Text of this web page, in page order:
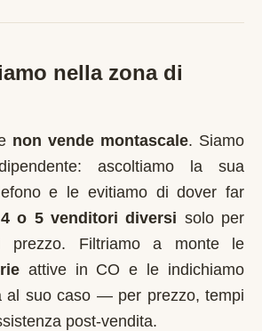
nella zona di
non vende montascale. Siamo
ascoltiamo la sua
e le evitiamo di dover far
4 o 5 venditori diversi solo per
prezzo. Filtriamo a monte le
attive in CO e le indichiamo
al suo caso — per prezzo, tempi
post-vendita.